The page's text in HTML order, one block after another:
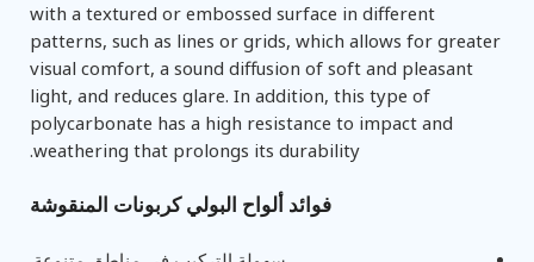
with a textured or embossed surface in different
patterns, such as lines or grids, which allows for greater
visual comfort, a sound diffusion of soft and pleasant
light, and reduces glare. In addition, this type of
polycarbonate has a high resistance to impact and
weathering that prolongs its durability.
فوائد ألواح البولي كربونات المنقوشة